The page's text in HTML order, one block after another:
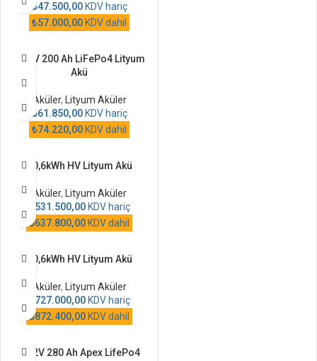
₺47.500,00KDV hariç
₺57.000,00 KDV dahil
25,6V 200 Ah LiFePo4 Lityum
Akü
Aküler, Lityum Aküler
₺61.850,00KDV hariç
₺74.220,00 KDV dahil
30,6kWh HV Lityum Akü
Aküler, Lityum Aküler
531.500,00KDV hariç
₺637.800,00 KDV dahil
30,6kWh HV Lityum Akü
Aküler, Lityum Aküler
727.000,00KDV hariç
₺872.400,00 KDV dahil
51,2V 280 Ah Apex LifePo4